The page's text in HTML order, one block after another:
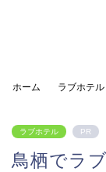
ホーム ラブホテル
ラブホテル PR
鳥栖でラ